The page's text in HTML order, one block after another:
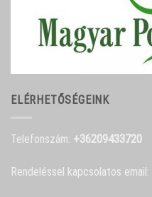
ELÉRHETŐSÉGEINK
Telefonszám: +36209433720
Rendeléssel kapcsolatos email: